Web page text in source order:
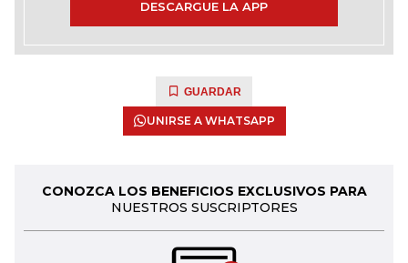
DESCARGUE LA APP
GUARDAR
UNIRSE A WHATSAPP
CONOZCA LOS BENEFICIOS EXCLUSIVOS PARA
NUESTROS SUSCRIPTORES